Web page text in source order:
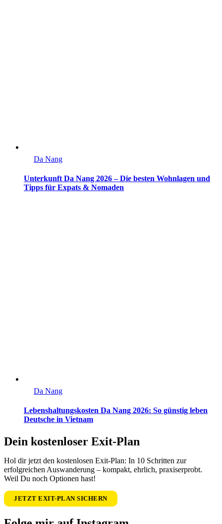
Da Nang
Unterkunft Da Nang 2026 – Die besten Wohnlagen und
Tipps für Expats & Nomaden
Da Nang
Lebenshaltungskosten Da Nang 2026: So günstig leben
Deutsche in Vietnam
Dein kostenloser Exit-Plan
Hol dir jetzt den kostenlosen Exit-Plan: In 10 Schritten zur
erfolgreichen Auswanderung – kompakt, ehrlich, praxiserprobt.
Weil Du noch Optionen hast!
JETZT EXIT-PLAN SICHERN